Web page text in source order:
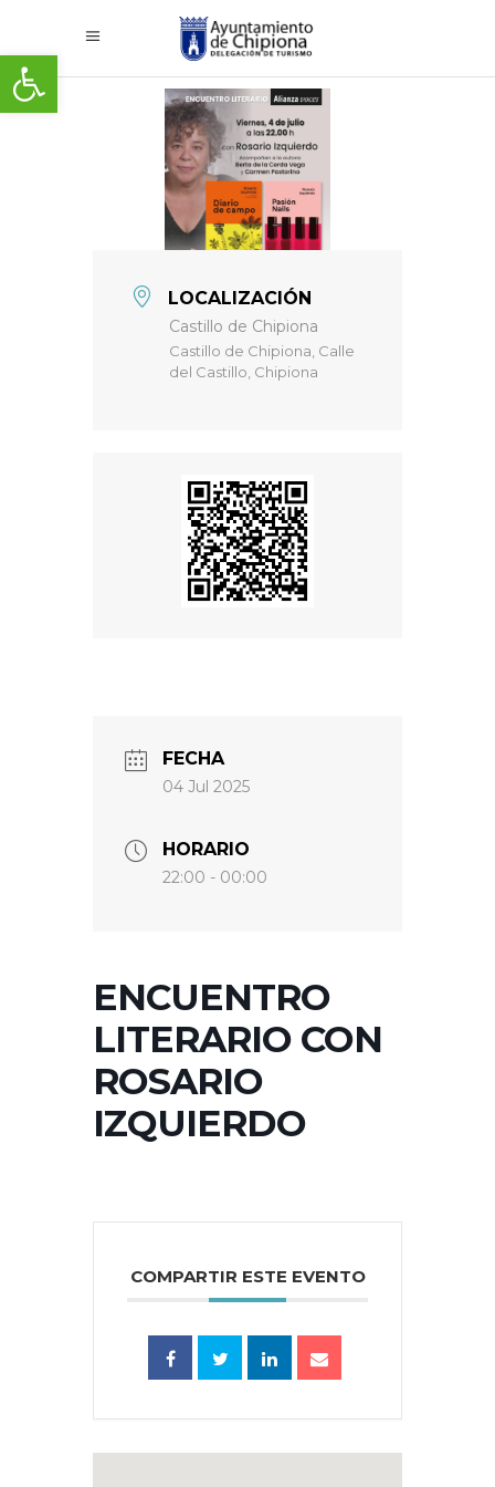
Abrir barra de herramientas
LOCALIZACIÓN
Castillo de Chipiona
Castillo de Chipiona, Calle
del Castillo, Chipiona
FECHA
04 Jul 2025
HORARIO
22:00 - 00:00
ENCUENTRO
LITERARIO CON
ROSARIO
IZQUIERDO
COMPARTIR ESTE EVENTO